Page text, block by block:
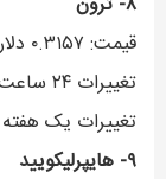
قیمت: ۰.۳۱۵۷ دلار
تغییرات ۲۴ ساعت گذشته: ۰.۲۹ درصد کاهش
تغییرات یک هفته اخیر: ۴.۰۱
۹- هایپرلیکویید